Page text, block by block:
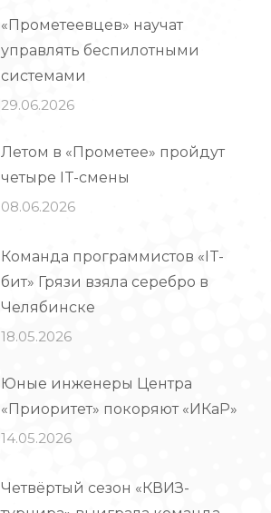
«Прометеевцев» научат
управлять беспилотными
системами
29.06.2026
Летом в «Прометее» пройдут
четыре IT-смены
08.06.2026
Команда программистов «IT-
бит» Грязи взяла серебро в
Челябинске
18.05.2026
Юные инженеры Центра
«Приоритет» покоряют «ИКаР»
14.05.2026
Четвёртый сезон «КВИЗ-